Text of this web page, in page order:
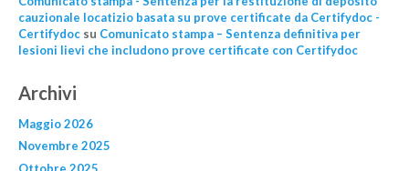
cauzionale locatizio basata su prove certificate da Certifydoc -
Certifydocsu Comunicato stampa – Sentenza definitiva per
lesioni lievi che includono prove certificate con Certifydoc
Archivi
Maggio 2026
Novembre 2025
Ottobre 2025